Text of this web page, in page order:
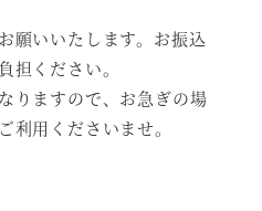
願いいたします。お振込
担ください。
りますので、お急ぎの場
利用くださいませ。